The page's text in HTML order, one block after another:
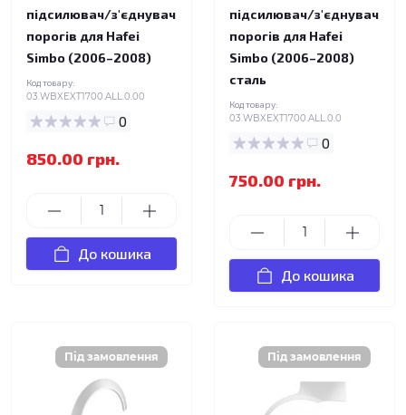
підсилювач/з'єднувач
порогів для Hafei
Simbo (2006–2008)
Код товару:
03.WBXEXT1700.ALL.0.00
0
850.00 грн.
До кошика
підсилювач/з'єднувач
порогів для Hafei
Simbo (2006–2008)
сталь
Код товару:
03.WBXEXT1700.ALL.0.0
0
750.00 грн.
До кошика